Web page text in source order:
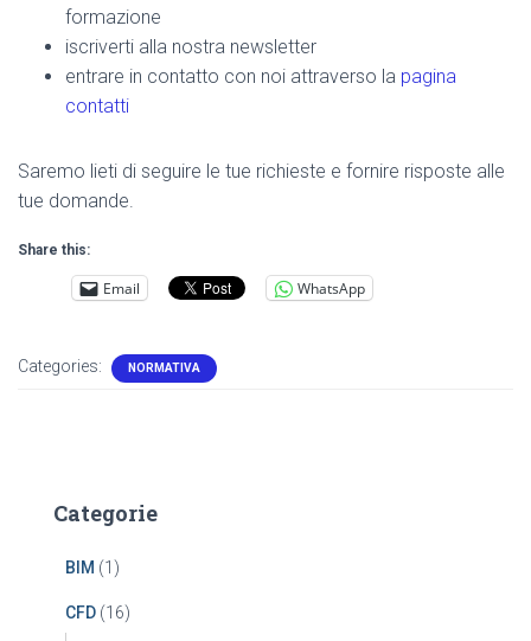
formazione
iscriverti alla nostra newsletter
entrare in contatto con noi attraverso la pagina
contatti
Saremo lieti di seguire le tue richieste e fornire risposte alle
tue domande.
Share this:
Email WhatsApp
Categories: NORMATIVA
Categorie
BIM (1)
CFD (16)